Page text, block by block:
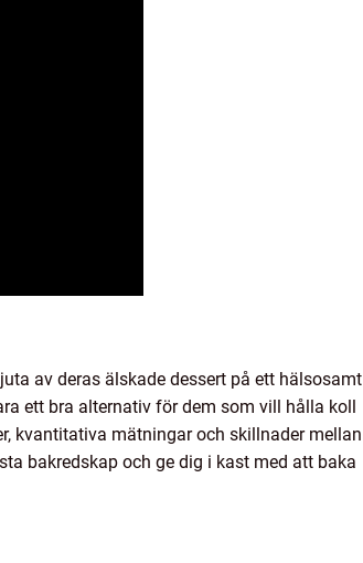
av deras älskade dessert på ett hälsosamt
ett bra alternativ för dem som vill hålla koll
kvantitativa mätningar och skillnader mellan
bakredskap och ge dig i kast med att baka